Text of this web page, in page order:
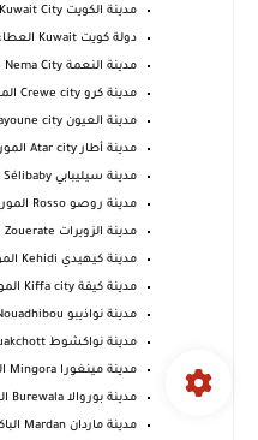
مدينة الكويت Kuwait City لؤلؤة الخليج: قصة الكويت ...
دولة كويت Kuwait العطاء: من مهد التجارة البحرية إل...
مدينة النعمة Nema City الموريتانية: حاضرة الحوض ال...
مدينة كرو Crewe city الموريتانية: عاصمة التجارة وا...
مدينة العيون Laayoune city الموريتانية: عاصمة الحو...
مدينة أطار Atar city الموريتانية: حاضرة آدرار التا...
مدينة سيليبابي Sélibaby الموريتانية: حاضرة الغابات...
مدينة روصو Rosso الموريتانية: بوابة الجنوب الموريت...
مدينة الزويرات Zouerate الموريتانية: عاصمة الحديد ...
مدينة كيهيدي Kehidi الموريتانية: ملتقى النهر والصح...
مدينة كيفة Kiffa city الموريتانية: حاضرة الشرق الم...
مدينة نواذيبو Nouadhibou الموريتانية: عاصمة الاقتص...
مدينة نواكشوط Nouakchott الموريتانية: لؤلؤة المحيط...
مدينة مينغورا Mingora الباكستانية: جوهرة وادي سوات...
مدينة بوروالا Burewala الباكستانية: مدينة الصناعة ...
مدينة ماردان Mardan الباكستانية: أرض المحاربين وعا...